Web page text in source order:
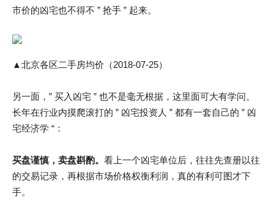
市价的凶宅也不得不 ” 抢手 ” 起来。
▲北京各区二手房均价（2018-07-25）
另一面，” 买入凶宅 ” 也不是毫无根据，这里面可大有学问。
长年在行业内摸爬滚打的 ” 凶宅投资人 ” 都有一套自己的 ” 凶
宅经济学 “：
买盘谨慎，卖盘斟酌。 看上一个凶宅单位后，往往先查册以往
的交易记录，再根据市场价格权衡利润，真的有利可图才下
手。